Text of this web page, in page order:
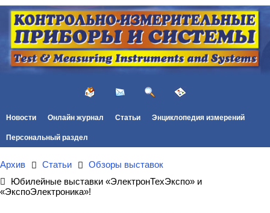
Новости Онлайн журнал Статьи Энциклопедия измерений
Персональный раздел
Архив Статьи
Обзоры выставок
Юбилейные выставки «ЭлектронТехЭкспо» и
«ЭкспоЭлектроника»!